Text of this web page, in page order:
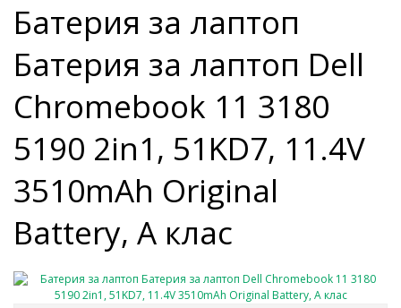
Батерия за лаптоп
Батерия за лаптоп Dell
Chromebook 11 3180
5190 2in1, 51KD7, 11.4V
3510mAh Original
Battery, A клас